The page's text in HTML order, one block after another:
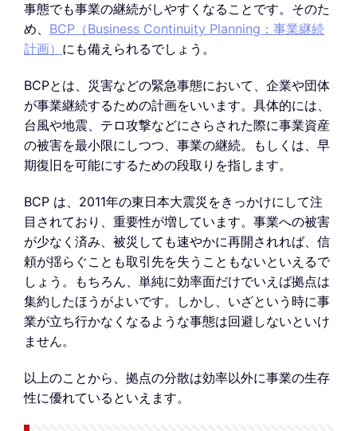
事態でも事業の継続がしやすくなることです。そのた
め、 BCP（Business Continuity Planning：事業継続
計画） にも備えられるでしょう。
BCPとは、災害などの緊急事態において、企業や団体
が事業継続するための計画をいいます。具体的には、
台風や地震、テロ攻撃などにさらされた際に事業資産
の被害を最小限にしつつ、事業の継続。もしくは、早
期復旧を可能にするための段取りを指します。
BCP は、2011年の東日本大震災をきっかけにして注
目されており、重要性が増しています。事業への被害
が少なく済み、被災しても速やかに再開されれば、信
頼が揺らぐことも取引先を失うこともないといえるで
しょう。もちろん、単純に効率面だけでいえば拠点は
集約したほうがよいです。しかし、いざという時に事
業が立ち行かなくなるような事態は回避しないといけ
ません。
以上のことから、拠点の分散は効率以外に事業の生存
性に優れているといえます。